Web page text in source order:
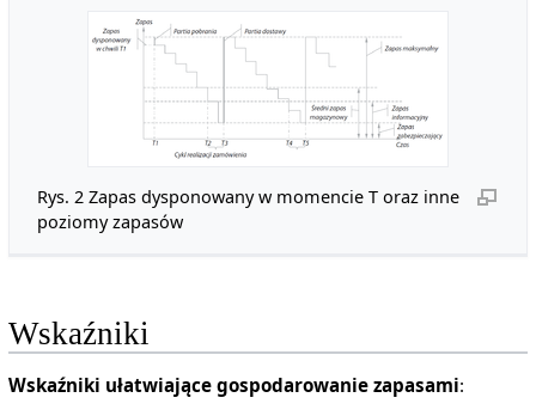
Rys. 2 Zapas dysponowany w momencie T oraz inne
poziomy zapasów
Wskaźniki
Wskaźniki ułatwiające gospodarowanie zapasami: